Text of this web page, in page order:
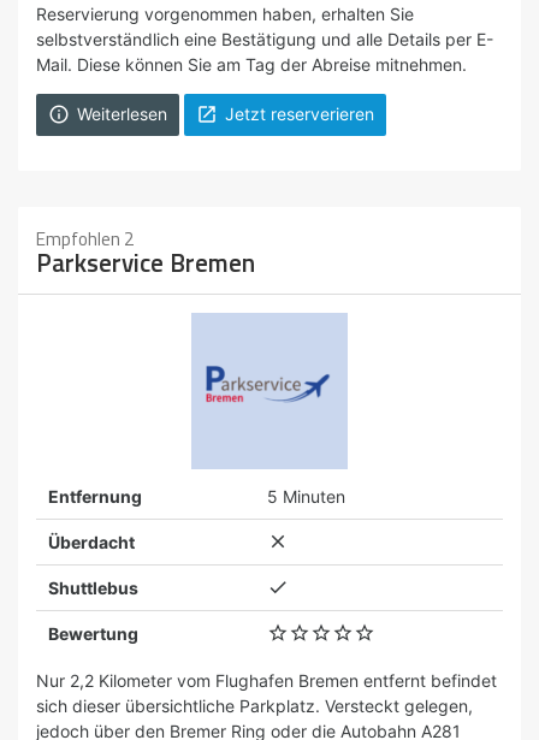
Reservierung vorgenommen haben, erhalten Sie
selbstverständlich eine Bestätigung und alle Details per E-
Mail. Diese können Sie am Tag der Abreise mitnehmen.
 Weiterlesen  Jetzt reserverieren
Empfohlen 2
Parkservice Bremen
Entfernung 5 Minuten
Überdacht 
Shuttlebus 
Bewertung     
Nur 2,2 Kilometer vom Flughafen Bremen entfernt befindet
sich dieser übersichtliche Parkplatz. Versteckt gelegen,
jedoch über den Bremer Ring oder die Autobahn A281